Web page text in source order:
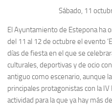
Sábado, 11
El Ayuntamiento de Estepona ha
del 11 al 12 de octubre el evento
días de fiesta en el que se
culturales, deportivas y de ocio
antiguo como escenario, aunque
principales protagonistas con la IV
actividad para la que ya hay más